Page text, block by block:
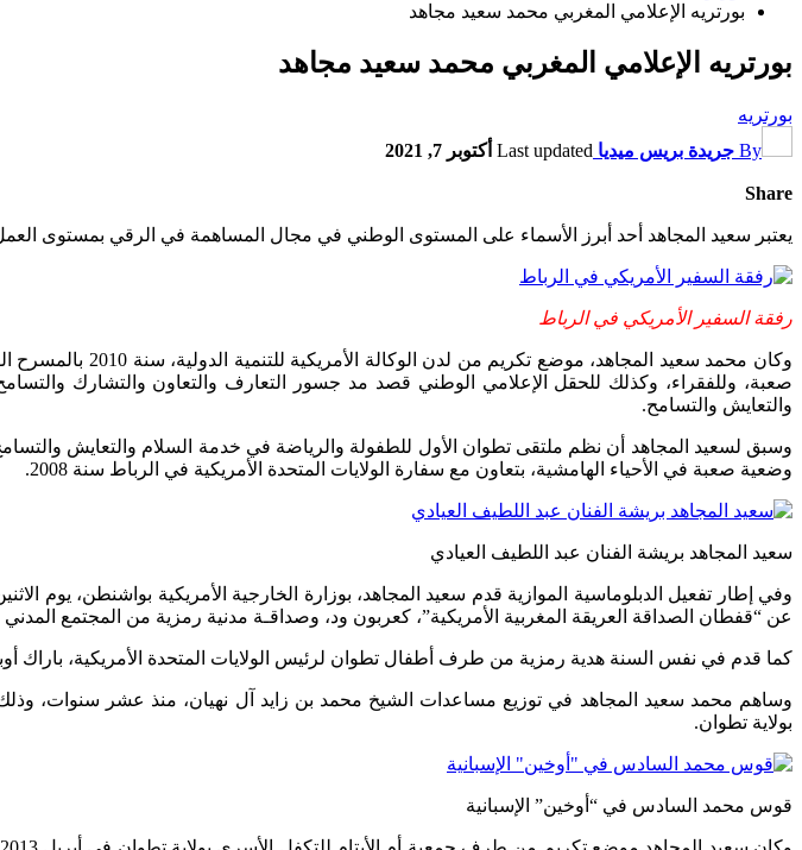
بورتريه الإعلامي المغربي محمد سعيد مجاهد
بورتريه الإعلامي المغربي محمد سعيد مجاهد
بورتريه
By جريدة بريس ميديا Last updated أكتوبر 7, 2021
Share
يعتبر سعيد المجاهد أحد أبرز الأسماء على المستوى الوطني في مجال المساهمة في الرقي بمستوى
رفقة السفير الأمريكي في الرباط
وكان محمد سعيد
صعبة، وللفقراء، وكذلك للحقل الإعلامي الوطني قصد مد جسور التعارف والتعاون والتشارك
والتعايش والتسامح.
وسبق لسعيد المجاهد أن نظم ملتقى تطوان الأول للطفولة والرياضة في خدمة السلام والتعايش
وضعية صعبة في الأحياء الهامشية، بتعاون مع سفارة الولايات المتحدة الأمريكية في الرباط سنة 2008.
سعيد المجاهد بريشة الفنان عبد اللطيف العيادي
عن “قفطان الصداقة العريقة المغربية الأمريكية”، كعربون ود، وصداقـة مدنية رمزية من المجتمع
كما قدم في نفس السنة هدية رمزية من طرف أطفال تطوان لرئيس الولايات المتحدة الأمريكية، باراك
وساهم محمد سعيد المجاهد في توزيع مساعدات الشيخ محمد بن زايد آل نهيان، منذ عشر سنوات، وذلك
بولاية تطوان.
قوس محمد السادس في “أوخين” الإسبانية